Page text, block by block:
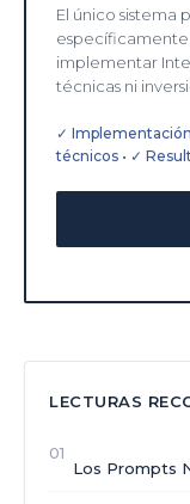
El único sistema
específicamente
implementar
técnicas ni
✓
técnicos • ✓
LECTURAS
01
Los Prompts